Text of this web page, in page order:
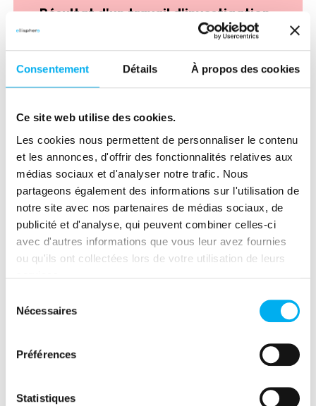
Consentement Détails À propos des cookies
Ce site web utilise des cookies.
Les cookies nous permettent de personnaliser le contenu
et les annonces, d'offrir des fonctionnalités relatives aux
médias sociaux et d'analyser notre trafic. Nous
partageons également des informations sur l'utilisation de
notre site avec nos partenaires de médias sociaux, de
publicité et d'analyse, qui peuvent combiner celles-ci
avec d'autres informations que vous leur avez fournies
ou qu'ils ont collectées lors de votre utilisation de leurs
Nécessaires
Préférences
Statistiques
Résultat d'un travail d'investigation
elle inclut :
unavis tranché de l’Analyste
unensemble d’indicateurs issus
de l’expertise ELLISPHERE:
résilience, endettement, stabilité et
fraude
desinformations complètes et
actualiséessur les évènements
légaux, la gouvernance, les métiers
et l’environnement, l’expertise
chacune de ses rubriques bénéficie
l’Analyste ELLISPHERE